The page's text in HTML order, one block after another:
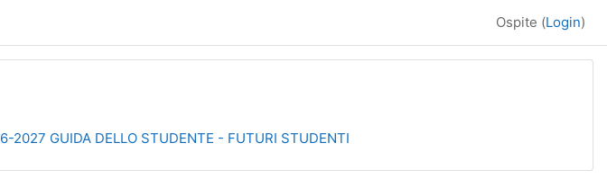
Ospite (Login)
2027 GUIDA DELLO STUDENTE - FUTURI STUDENTI